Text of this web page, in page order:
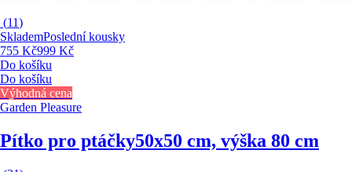
(11)
SklademPoslední kousky
755 Kč999 Kč
Do košíku
Do košíku
Výhodná cena
Garden Pleasure
Pítko pro ptáčky50x50 cm, výška 80 cm